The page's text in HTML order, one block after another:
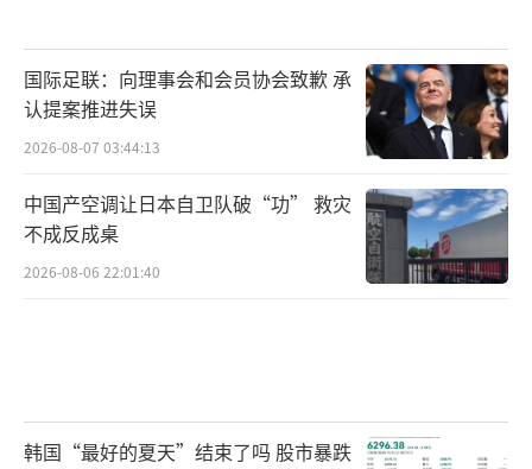
国际足联：向理事会和会员协会致歉 承
认提案推进失误
2026-08-07 03:44:13
中国产空调让日本自卫队破“功” 救灾
不成反成桌
2026-08-06 22:01:40
韩国“最好的夏天”结束了吗 股市暴跌